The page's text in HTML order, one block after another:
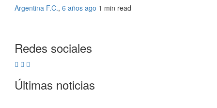
Argentina F.C., 6 años ago 1 min read
Redes sociales
Últimas noticias